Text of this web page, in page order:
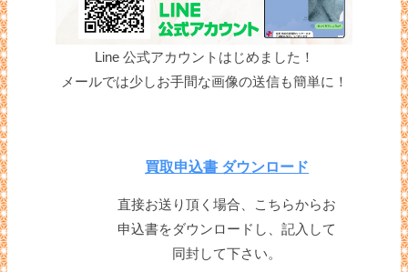
Line 公式アカウントはじめました！
メールでは少しお手間な画像の送信も簡単に！
買取申込書 ダウンロード
直接お送り頂く場合、こちらからお
申込書をダウンロードし、記入して
同封して下さい。